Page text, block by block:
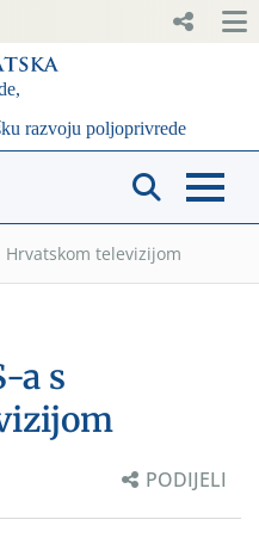
Hrvatskom televizijom
a s
PODIJELI